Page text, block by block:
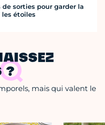
de sorties pour garder la
étoiles
?
mais qui valent le